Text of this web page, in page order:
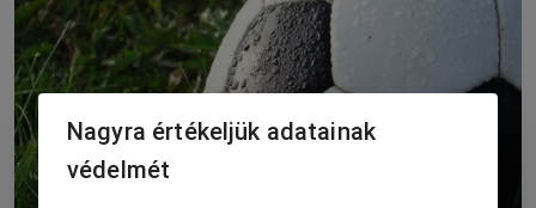
Nagyra értékeljük adatainak
védelmét